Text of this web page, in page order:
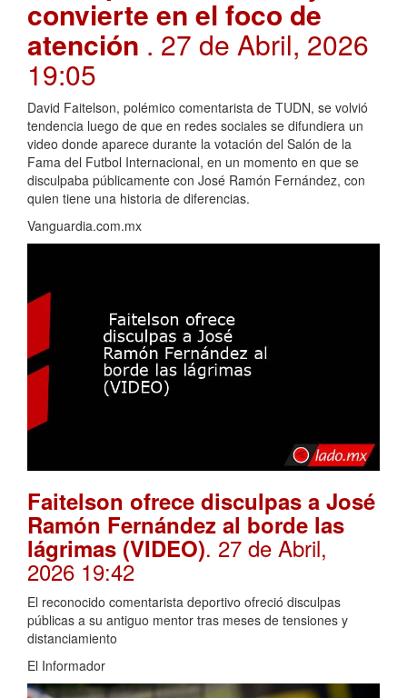
convierte en el foco de
atención . 27 de Abril, 2026
19:05
David Faitelson, polémico comentarista de TUDN, se volvió
tendencia luego de que en redes sociales se difundiera un
video donde aparece durante la votación del Salón de la
Fama del Futbol Internacional, en un momento en que se
disculpaba públicamente con José Ramón Fernández, con
quien tiene una historia de diferencias.
Vanguardia.com.mx
Faitelson ofrece disculpas a José
Ramón Fernández al borde las
lágrimas (VIDEO). 27 de Abril,
2026 19:42
El reconocido comentarista deportivo ofreció disculpas
públicas a su antiguo mentor tras meses de tensiones y
distanciamiento
El Informador